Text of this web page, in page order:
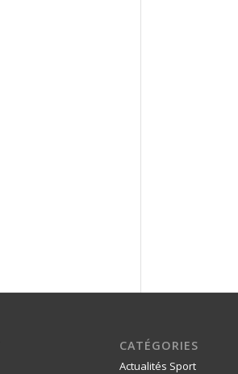
CATÉGORIES
Actualités Sport